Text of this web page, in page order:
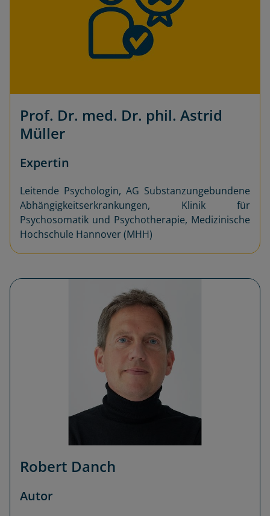
Prof. Dr. med. Dr. phil. Astrid
Müller
Expertin
Leitende Psychologin, AG Substanzungebundene
Abhängigkeitserkrankungen, Klinik für
Psychosomatik und Psychotherapie, Medizinische
Hochschule Hannover (MHH)
Robert Danch
Autor